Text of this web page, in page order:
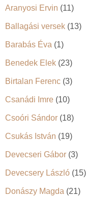
Aranyosi Ervin (11)
Ballagási versek (13)
Barabás Éva (1)
Benedek Elek (23)
Birtalan Ferenc (3)
Csanádi Imre (10)
Csoóri Sándor (18)
Csukás István (19)
Devecseri Gábor (3)
Devecsery László (15)
Donászy Magda (21)